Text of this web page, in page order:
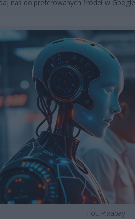
nas do preferowanych źródeł w Google
Fot. Pixabay